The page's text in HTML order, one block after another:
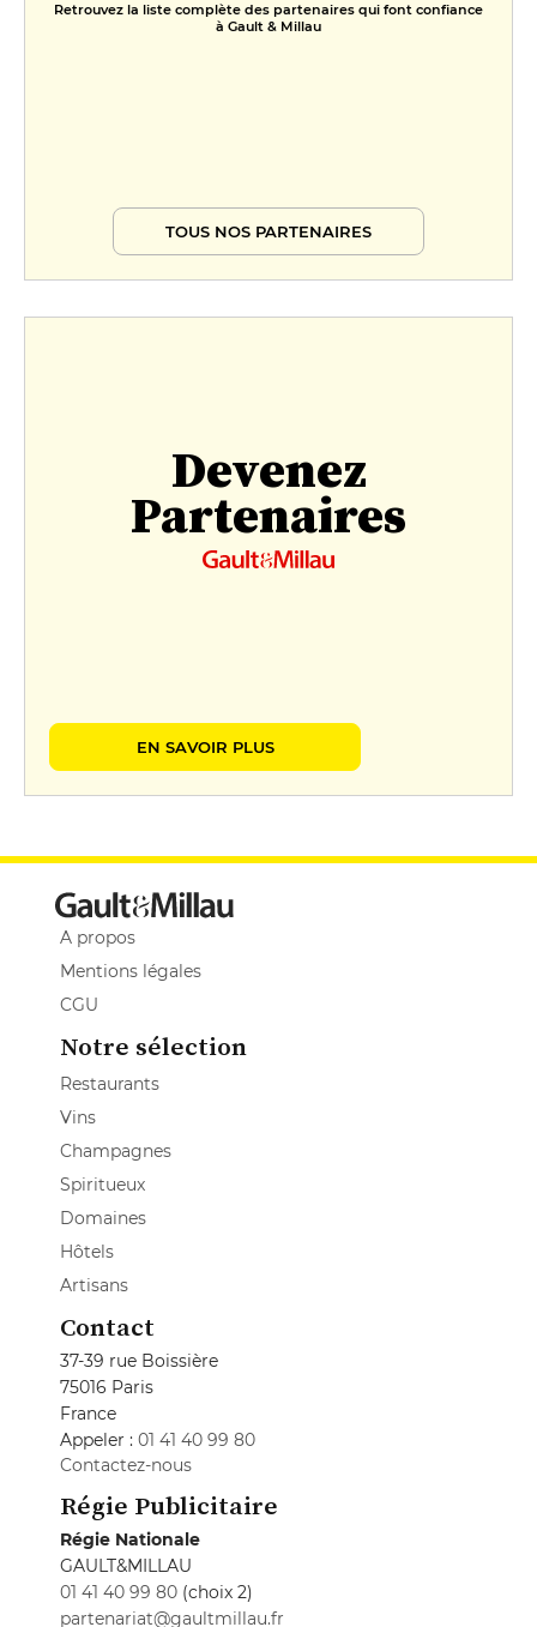
Retrouvez la liste complète des partenaires qui font confiance
à Gault & Millau
TOUS NOS PARTENAIRES
Devenez
Partenaires
EN SAVOIR PLUS
A propos
Mentions légales
CGU
Notre sélection
Restaurants
Vins
Champagnes
Spiritueux
Domaines
Hôtels
Artisans
Contact
37-39 rue Boissière
75016 Paris
France
Appeler : 01 41 40 99 80
Contactez-nous
Régie Publicitaire
Régie Nationale
GAULT&MILLAU
01 41 40 99 80 (choix 2)
partenariat@gaultmillau.fr